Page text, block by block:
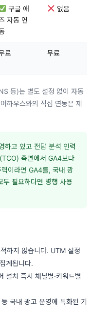
구글 애
자동 연
없음
료 무료
등)는 별도 설정 없이 자동
하우스와의 직접 연동은 제
하고 있고 전담 분석 인력
측면에서 GA4보다
이라면 GA4를, 국내 광
두 필요하다면 병행 사용
하지 않습니다. UTM 설정
계됩니다.
설치 즉시 채널별·키워드별
국내 광고 운영에 특화된 기